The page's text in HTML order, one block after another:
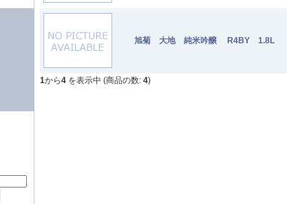
旭菊 大地 純米吟醸 R4BY 1.8L
1から4 を表示中 (商品の数: 4)